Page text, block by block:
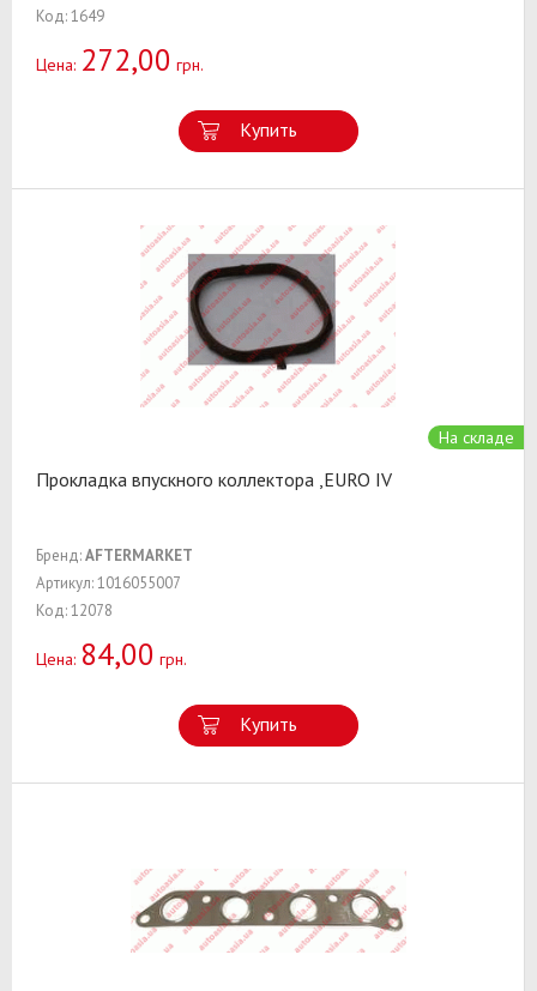
Код: 1649
Цена: 272,00 грн.
Купить
На складе
Прокладка впускного коллектора ,EURO IV
Бренд:AFTERMARKET
Артикул: 1016055007
Код: 12078
Цена: 84,00 грн.
Купить